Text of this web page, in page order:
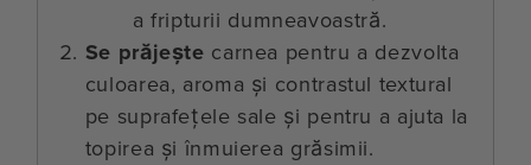
a fripturii dumneavoastră.
Se prăjește carnea pentru a dezvolta
culoarea, aroma și contrastul textural
pe suprafețele sale și pentru a ajuta la
topirea și înmuierea grăsimii.